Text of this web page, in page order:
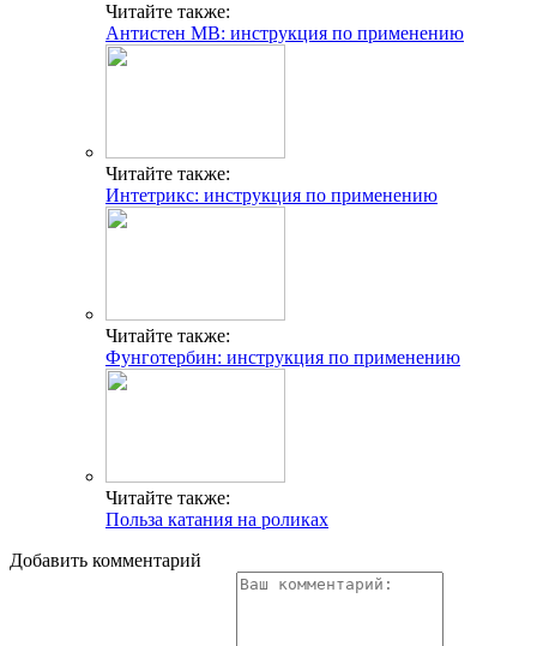
Читайте также:
Антистен МВ: инструкция по применению
Читайте также:
Интетрикс: инструкция по применению
Читайте также:
Фунготербин: инструкция по применению
Читайте также:
Польза катания на роликах
Добавить комментарий